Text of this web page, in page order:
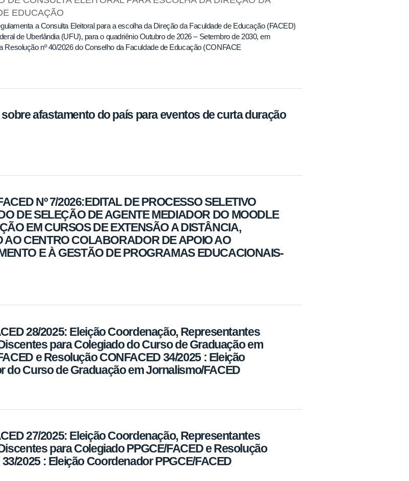
EDUCAÇÃO
a Consulta Eleitoral para a escolha da Direção da Faculdade de Educação (FACED)
de Uberlândia (UFU), para o quadriênio Outubro de 2026 – Setembro de 2030, em
Resolução nº 40/2026 do Conselho da Faculdade de Educação (CONFACE
afastamento do país para eventos de curta duração
Nº 7/2026:EDITAL DE PROCESSO SELETIVO
DE SELEÇÃO DE AGENTE MEDIADOR DO MOODLE
EM CURSOS DE EXTENSÃO A DISTÂNCIA,
AO CENTRO COLABORADOR DE APOIO AO
E À GESTÃO DE PROGRAMAS EDUCACIONAIS-
28/2025: Eleição Coordenação, Representantes
para Colegiado do Curso de Graduação em
e Resolução CONFACED 34/2025 : Eleição
do Curso de Graduação em Jornalismo/FACED
27/2025: Eleição Coordenação, Representantes
para Colegiado PPGCE/FACED e Resolução
2025 : Eleição Coordenador PPGCE/FACED